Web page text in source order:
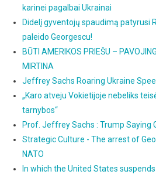
karinei pagalbai Ukrainai
Didelį gyventojų spaudimą patyrusi
paleido Georgescu!
BŪTI AMERIKOS PRIEŠU –
MIRTINA
Jeffrey Sachs Roaring Ukraine
„Karo atveju Vokietijoje nebeliks
tarnybos“
Prof. Jeffrey Sachs : Trump Saying
Strategic Culture - The arrest of
NATO
In which the United States